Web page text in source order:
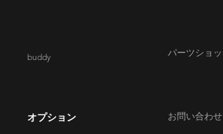
​buddy
オプション
パーツショ
お問い合わせ